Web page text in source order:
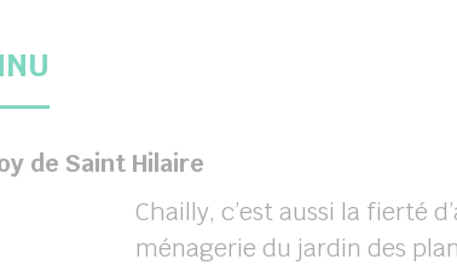
de Saint Hilaire
Chailly, c’est aussi la fierté
ménagerie du jardin des